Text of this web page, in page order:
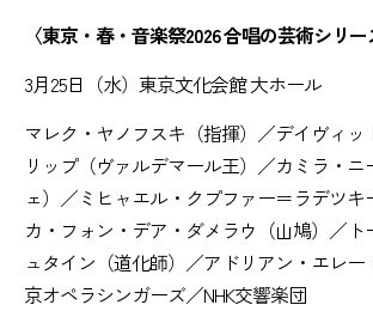
〈東京・春・音楽祭2026 合唱の芸術シリー
3月25日（水）東京文化会館 大ホール
マレク・ヤノフスキ（指揮）／デイヴィッ
リップ（ヴァルデマール王）／カミラ・
ェ）／ミヒャエル・クプファー＝ラデツキ
カ・フォン・デア・ダメラウ（山鳩）／
ュタイン（道化師）／アドリアン・エレ
京オペラシンガーズ／NHK交響楽団